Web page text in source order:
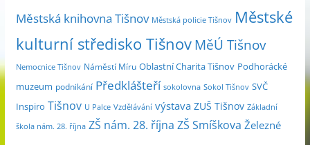
e
Městská knihovna Tišnov Městská policie Tišnov Městské
kulturní středisko Tišnov MěÚ Tišnov
Nemocnice Tišnov Náměstí Míru Oblastní Charita Tišnov Podhorácké
muzeum podnikání Předklášteří sokolovna Sokol Tišnov SVČ
Inspiro Tišnov U Palce Vzdělávání výstava ZUŠ Tišnov Základní
škola nám. 28. října ZŠ nám. 28. října ZŠ Smíškova Železné